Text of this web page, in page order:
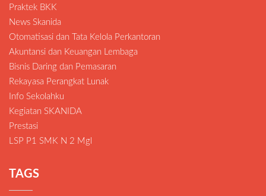
Praktek BKK
News Skanida
Otomatisasi dan Tata Kelola Perkantoran
Akuntansi dan Keuangan Lembaga
Bisnis Daring dan Pemasaran
Rekayasa Perangkat Lunak
Info Sekolahku
Kegiatan SKANIDA
Prestasi
LSP P1 SMK N 2 Mgl
TAGS